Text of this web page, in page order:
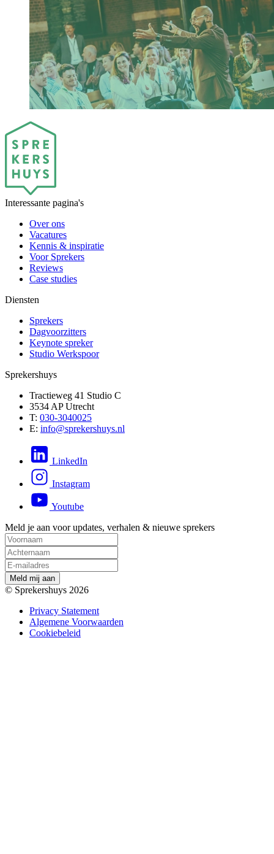
Interessante pagina's
Over ons
Vacatures
Kennis & inspiratie
Voor Sprekers
Reviews
Case studies
Diensten
Sprekers
Dagvoorzitters
Keynote spreker
Studio Werkspoor
Sprekershuys
Tractieweg 41 Studio C
3534 AP Utrecht
T: 030-3040025
E: info@sprekershuys.nl
LinkedIn
Instagram
Youtube
Meld je aan voor updates, verhalen & nieuwe sprekers
Me d mij aan
© Sprekershuys 2026
Privacy Statement
Algemene Voorwaarden
Cookiebeleid